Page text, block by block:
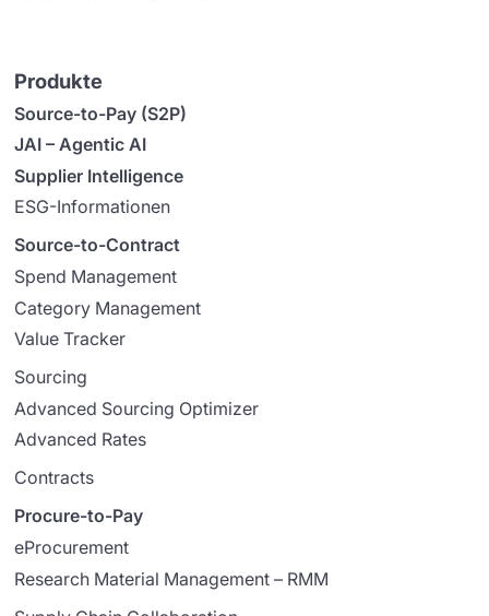
Produkte
Source-to-Pay (S2P)
JAI – Agentic AI
Supplier Intelligence
ESG-Informationen
Source-to-Contract
Spend Management
Category Management
Value Tracker
Sourcing
Advanced Sourcing Optimizer
Advanced Rates
Contracts
Procure-to-Pay
eProcurement
Research Material Management – RMM